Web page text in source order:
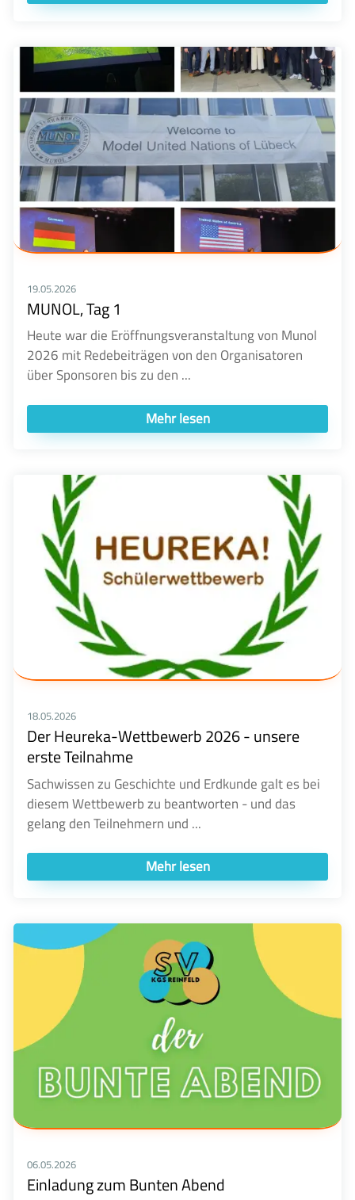
19.05.2026
MUNOL, Tag 1
Heute war die Eröffnungsveranstaltung von Munol
2026 mit Redebeiträgen von den Organisatoren
über Sponsoren bis zu den ...
Mehr lesen
18.05.2026
Der Heureka-Wettbewerb 2026 - unsere
erste Teilnahme
Sachwissen zu Geschichte und Erdkunde galt es bei
diesem Wettbewerb zu beantworten - und das
gelang den Teilnehmern und ...
Mehr lesen
06.05.2026
Einladung zum Bunten Abend